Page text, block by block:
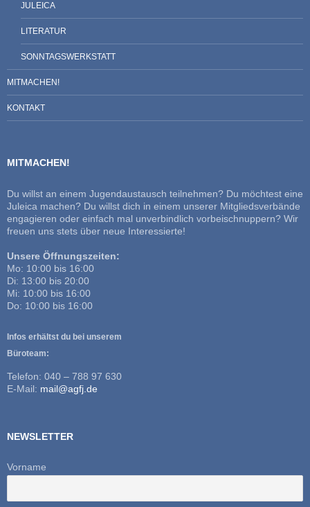
JULEICA
LITERATUR
SONNTAGSWERKSTATT
MITMACHEN!
KONTAKT
MITMACHEN!
Du willst an einem Jugendaustausch teilnehmen? Du möchtest eine
Juleica machen? Du willst dich in einem unserer Mitgliedsverbände
engagieren oder einfach mal unverbindlich vorbeischnuppern? Wir
freuen uns stets über neue Interessierte!
Unsere Öffnungszeiten:
Mo: 10:00 bis 16:00
Di: 13:00 bis 20:00
Mi: 10:00 bis 16:00
Do: 10:00 bis 16:00
Infos erhältst du bei unserem
Büroteam:
Telefon: 040 – 788 97 630
E-Mail: mail@agfj.de
NEWSLETTER
Vorname